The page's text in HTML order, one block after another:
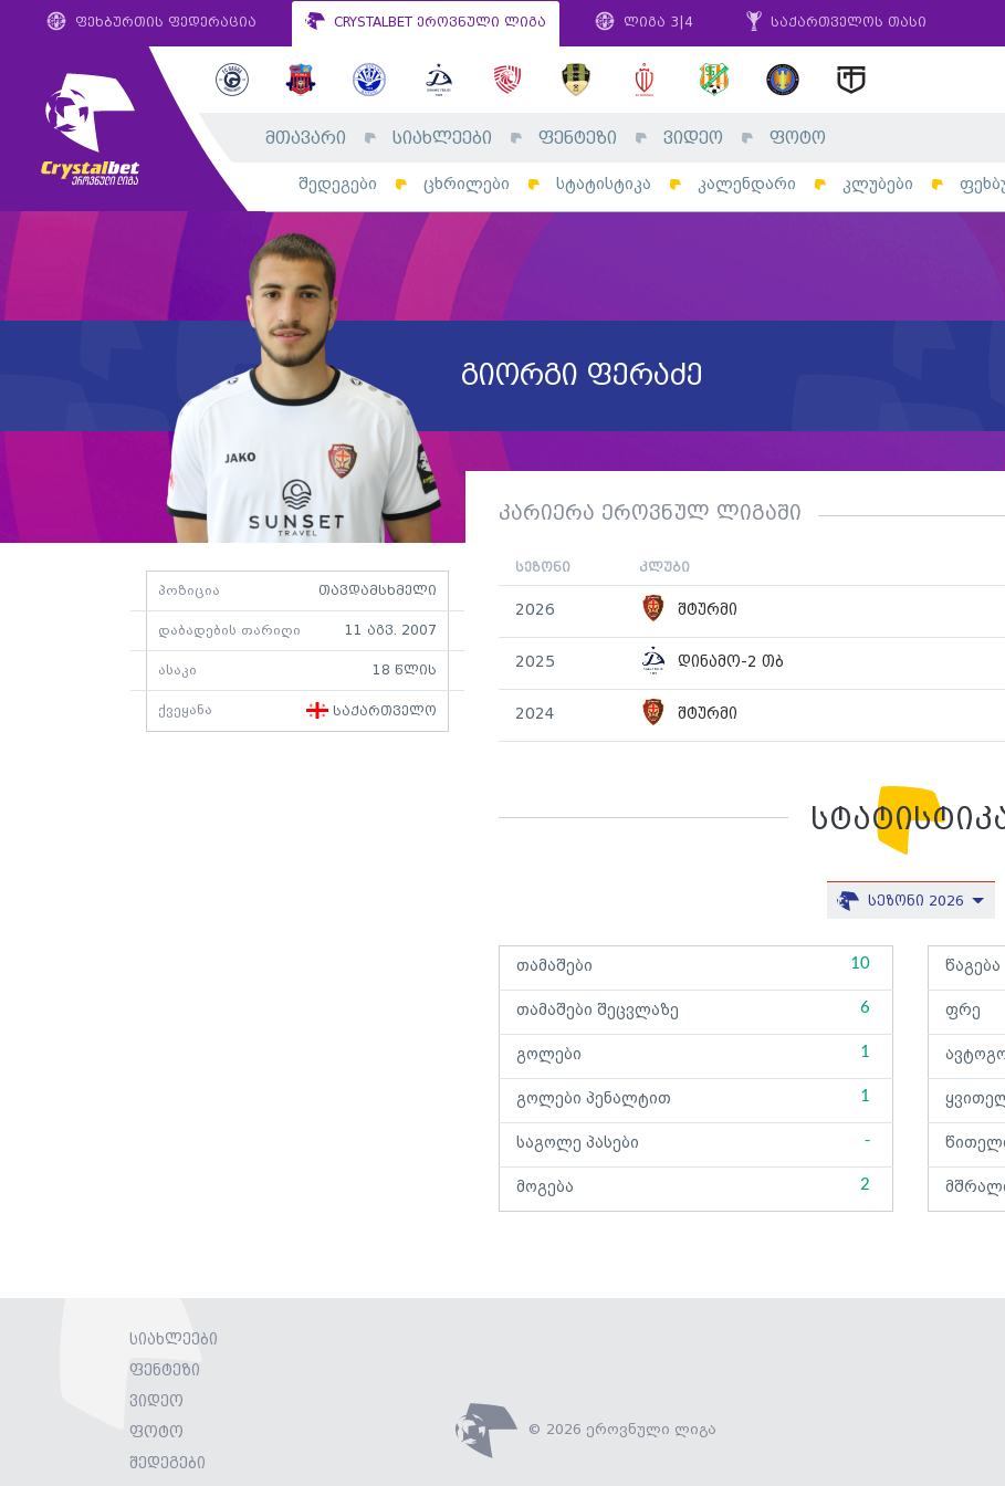
ფეხბურთის ფედერაცია CRYSTALBET ეროვნული ლიგა ლიგა 3|4 საქართველოს თასი
მთავარი სიახლეები ფენტეზი ვიდეო ფოტო
შედეგები ცხრილები სტატისტიკა კალენდარი კლუბები
გიორგი ფერაძე
პოზიცია თავდამსხმელი
დაბადების თარიღი 11 აგვ. 2007
ასაკი 18 წლის
ქვეყანა საქართველო
კარიერა ეროვნულ ლიგაში
სეზონი კლუბი
2026 შტურმი
2025 დინამო-2 თბ
2024 შტურმი
სეზონი 2026
თამაშები 10
თამაშები შეცვლაზე 6
გოლები 1
გოლები პენალტით 1
საგოლე პასები -
მოგება 2
წაგება
ფრე
სიახლეები
ფენტეზი
ვიდეო
ფოტო
შედეგები
© 2026 ეროვნული ლიგა